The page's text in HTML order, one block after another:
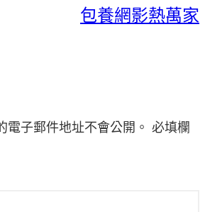
包養網影熱萬家
電子郵件地址不會公開。 必填欄